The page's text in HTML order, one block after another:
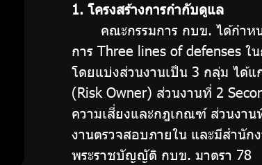
มาตรการ
เพื่อส่ง
ป้องกัน
การขัดกัน
ระหว่าง
ส่วนตน
1. โครงสร้างการกำกับดูแล
คณะกรรมการ กบข. ได้กำหนด
การ Three lines of defenses ใ
โดยแบ่งส่วนงานเป็น 3 กลุ่ม ได้
(Risk Owner) ส่วนงานที่ 2
ความเสี่ยงและกฎเกณฑ์ ส่วนงา
งานตรวจสอบภายใน และมีสำนั
พระราชบัญญัติ กบข. มาตรา 78